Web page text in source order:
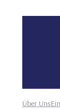
Über Uns